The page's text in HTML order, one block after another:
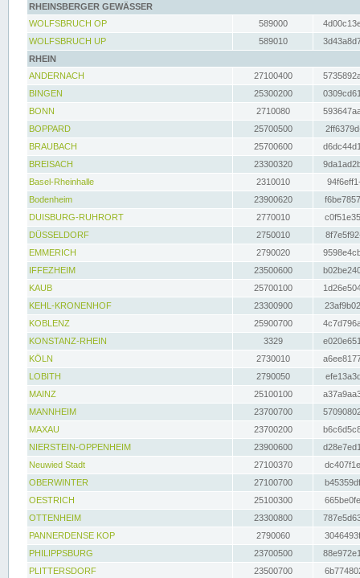
RHEINSBERGER GEWÄSSER
WOLFSBRUCH OP
589000
WOLFSBRUCH UP
589010
RHEIN
ANDERNACH
27100400
BINGEN
25300200
BONN
2710080
BOPPARD
25700500
BRAUBACH
25700600
BREISACH
23300320
Basel-Rheinhalle
2310010
Bodenheim
23900620
DUISBURG-RUHRORT
2770010
DÜSSELDORF
2750010
EMMERICH
2790020
IFFEZHEIM
23500600
KAUB
25700100
KEHL-KRONENHOF
23300900
KOBLENZ
25900700
KONSTANZ-RHEIN
3329
KÖLN
2730010
LOBITH
2790050
MAINZ
25100100
MANNHEIM
23700700
MAXAU
23700200
NIERSTEIN-OPPENHEIM
23900600
Neuwied Stadt
27100370
OBERWINTER
27100700
OESTRICH
25100300
OTTENHEIM
23300800
PANNERDENSE KOP
2790060
PHILIPPSBURG
23700500
PLITTERSDORF
23500700